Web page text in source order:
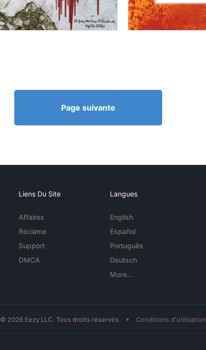
Page suivante
Liens Du Site
Affaires
Réclame
Support
DMCA
Langues
English
Español
Português
Deutsch
More...
© 2026 Eezy LLC. Tous droits réservés • Conditions d'utilisation